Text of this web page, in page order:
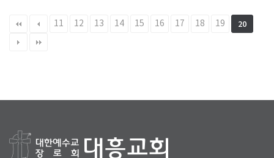
11 12 13 14 15 16 17 18 19 20